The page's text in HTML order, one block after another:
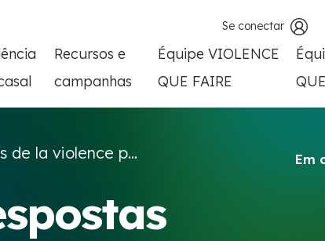
Se conectar
Recursos e
campanhas
Équipe VIOLENCE
QUE FAIRE
de la violence p... Em